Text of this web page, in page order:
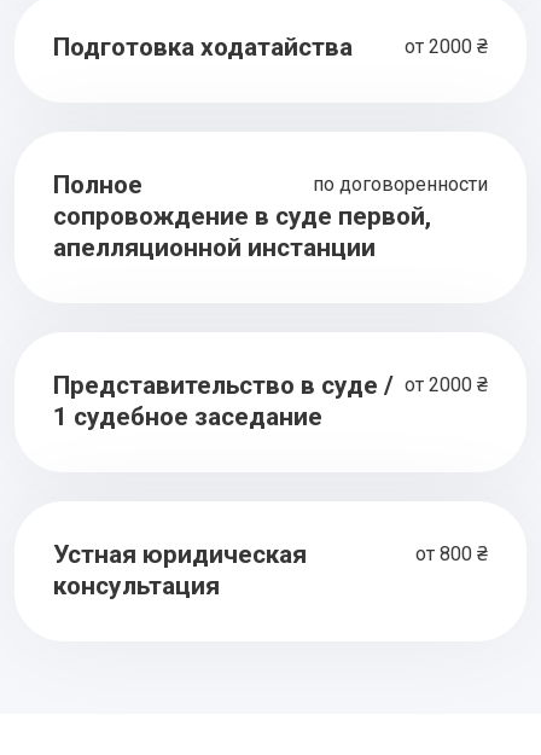
от 2000 ₴
Подготовка ходатайства
по договоренности
Полное
сопровождение в суде первой,
апелляционной инстанции
от 2000 ₴
Представительство в суде /
1 судебное заседание
от 800 ₴
Устная юридическая
консультация